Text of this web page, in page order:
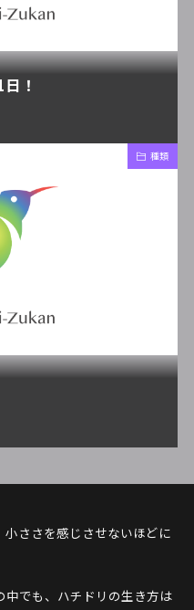
！
種類
ささを感じさせないほどに
でも、ハチドリの生き方は